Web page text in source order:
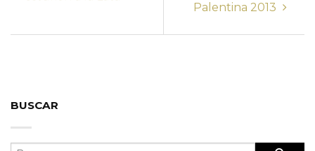
Palentina 2013
BUSCAR